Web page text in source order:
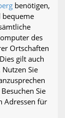
benötigen,
bequeme
des
Ortschaften
gilt auch
Sie
Sie
Adressen für